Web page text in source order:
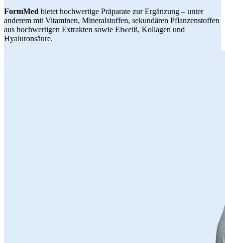
FormMed bietet hochwertige Präparate zur Ergänzung – unter
anderem mit Vitaminen, Mineralstoffen, sekundären Pflanzenstoffen
aus hochwertigen Extrakten sowie Eiweiß, Kollagen und
Hyaluronsäure.